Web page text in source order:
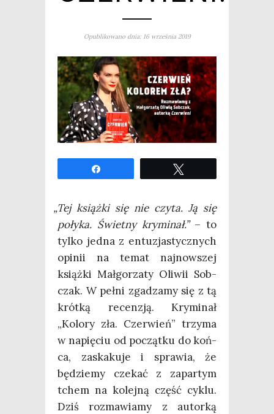
Opublikowano dnia: 16 września 2019
„Tej książ­ki się nie czy­ta. Ją się
poły­ka. Świet­ny kry­mi­nał.”– to
tyl­ko jed­na z entu­zja­stycz­nych
opi­nii na temat naj­now­szej
książ­ki Mał­go­rza­ty Oli­wii Sob­
czak. W peł­ni zga­dza­my się z tą
krót­ką recen­zją. Kry­mi­nał
„Kolo­ry zła. Czer­wień” trzy­ma
w napię­ciu od począt­ku do koń­
ca, zaska­ku­je i spra­wia, że
będzie­my cze­kać z zapar­tym
tchem na kolej­ną część cyklu.
Dziś roz­ma­wia­my z autor­ką